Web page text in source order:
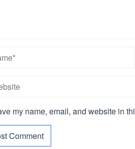
my name, email, and website in